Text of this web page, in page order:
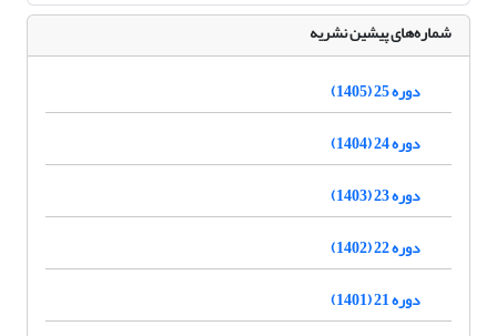
شماره‌های پیشین نشریه
دوره 25 (1405)
دوره 24 (1404)
دوره 23 (1403)
دوره 22 (1402)
دوره 21 (1401)